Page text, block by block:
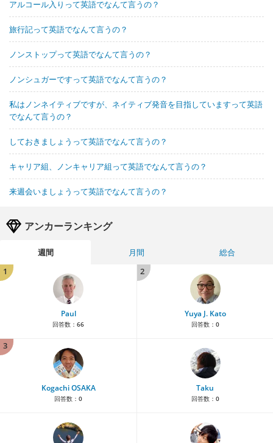
アルコール入りって英語でなんて言うの？
旅行記って英語でなんて言うの？
ノンストップって英語でなんて言うの？
ノンシュガーですって英語でなんて言うの？
私はノンネイティブですが、ネイティブ発音を目指していますって英語
でなんて言うの？
しておきましょうって英語でなんて言うの？
キャリア組、ノンキャリア組って英語でなんて言うの？
来週会いましょうって英語でなんて言うの？
アンカーランキング
週間 月間
総合
1
Paul
回答数： 66
2
Yuya J. Kato
回答数： 0
3
Kogachi OSAKA
回答数： 0
Taku
回答数： 0